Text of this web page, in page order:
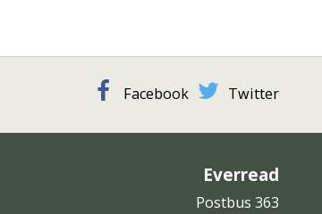
Facebook Twitter
Everread
Postbus 363